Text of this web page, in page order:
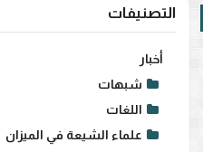
التصنيفات
أخبار
شبهات
اللغات
علماء الشيعة في الميزان